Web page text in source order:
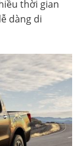
thời gian
dàng di